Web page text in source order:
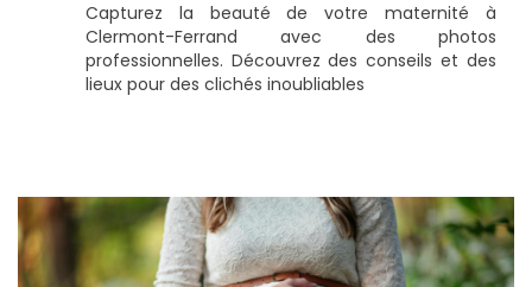
Capturez la beauté de votre maternité à
Clermont-Ferrand avec des photos
professionnelles. Découvrez des conseils et des
lieux pour des clichés inoubliables